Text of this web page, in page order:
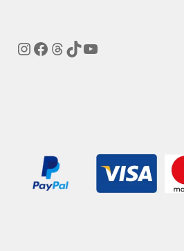
Instagram
Facebook
Threads
TikTok
YouTube